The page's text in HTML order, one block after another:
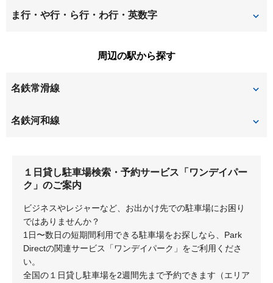
新知台 新知東町
中ノ池 にしの台
ま行・や行・ら行・わ行・英数字
周辺の駅から探す
名鉄常滑線
古見
名鉄河和線
１日貸し駐車場検索・予約サービス「ワンデイパー
ク」のご案内
ビジネスやレジャーなど、お出かけ先での駐車場にお困り
ではありませんか？
1日〜数日の短期間利用できる駐車場をお探しなら、Park
Directの関連サービス「ワンデイパーク」をご利用くださ
い。
全国の１日貸し駐車場を2週間先まで予約できます（エリア